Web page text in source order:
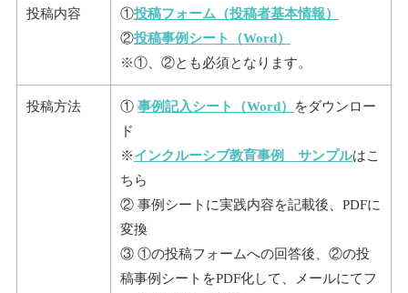
投稿内容 ①投稿フォーム（投稿者基本情報）
②投稿事例シート（Word）
※①、②とも必須となります。
投稿方法 ① 事例記入シート（Word）
をダウンロー
ド
※インクルーシブ教育事例 サンプルはこ
ちら
② 事例シートに実践内容を記載後、PDFに
変換
③ ①の投稿フォームへの回答後、②の投
稿事例シートをPDF化して、メールにてフ